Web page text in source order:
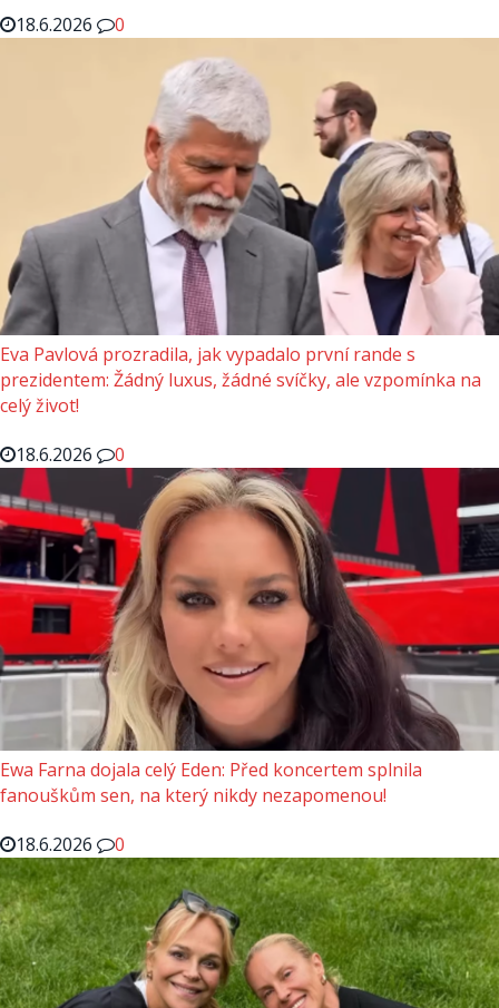
18.6.2026
0
Eva Pavlová prozradila, jak vypadalo první rande s
prezidentem: Žádný luxus, žádné svíčky, ale vzpomínka na
celý život!
18.6.2026
0
Ewa Farna dojala celý Eden: Před koncertem splnila
fanouškům sen, na který nikdy nezapomenou!
18.6.2026
0